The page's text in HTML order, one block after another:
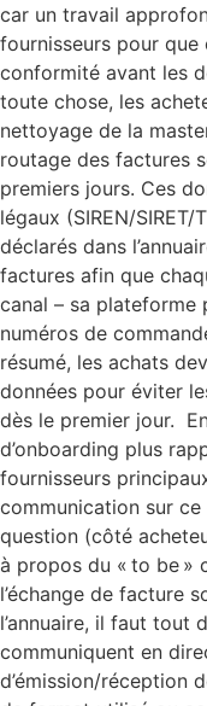
car un travail
fournisseurs pour
conformité avant les
toute chose, les
nettoyage de la
routage des factures
premiers jours. Ces
légaux (SIREN/
déclarés dans
factures afin que
canal – sa plateforme
numéros de
résumé, les achats
données pour éviter
dès le premier jour.
d’onboarding plus
fournisseurs
communication sur ce
question (côté
à propos du « to be »
l’échange de facture
l’annuaire, il faut tout
communiquent en
d’émission/réception